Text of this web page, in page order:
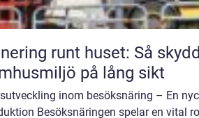
runt huset: Så
på lång sikt
inom besöksnäring – En
Besöksnäringen spelar en vital